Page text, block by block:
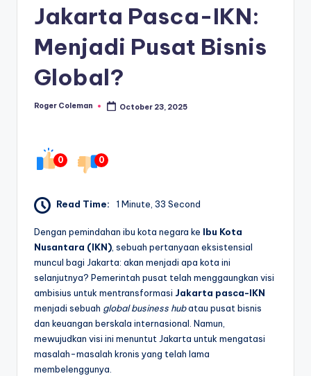
Jakarta Pasca-IKN:
Menjadi Pusat Bisnis
Global?
Posted
Roger Coleman October 23, 2025
0 0
Read Time: 1 Minute, 33 Second
Dengan pemindahan ibu kota negara ke Ibu Kota
Nusantara (IKN) , sebuah pertanyaan eksistensial
muncul bagi Jakarta: akan menjadi apa kota ini
selanjutnya? Pemerintah pusat telah menggaungkan visi
ambisius untuk mentransformasi Jakarta pasca-IKN
menjadi sebuah global business hubatau pusat bisnis
dan keuangan berskala internasional. Namun,
mewujudkan visi ini menuntut Jakarta untuk mengatasi
masalah-masalah kronis yang telah lama
membelenggunya.